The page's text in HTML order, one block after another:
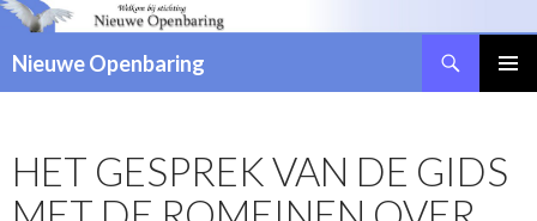
Nieuwe Openbaring
SPRINGEN
HET GESPREK VAN DE GIDS